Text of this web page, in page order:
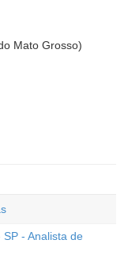
Mato Grosso)
- Analista de